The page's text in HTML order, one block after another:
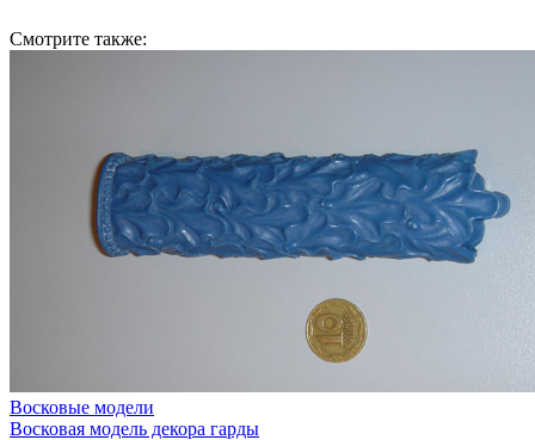
Смотрите также:
Восковые модели
Восковая модель декора гарды